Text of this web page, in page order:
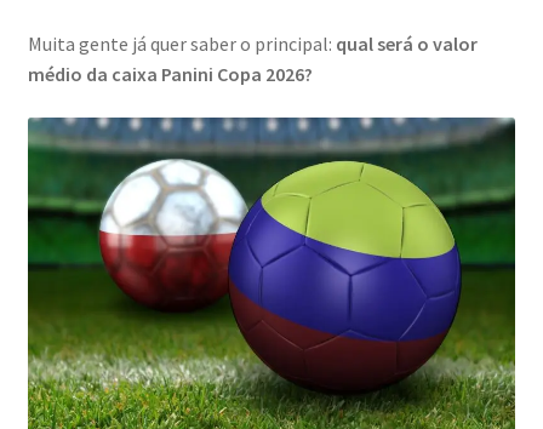
Muita gente já quer saber o principal: qual será o valor
médio da caixa Panini Copa 2026?